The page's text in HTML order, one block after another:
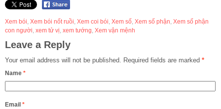
Xem bói, Xem bói nốt ruồi, Xem coi bói, Xem số, Xem số phận, Xem số phận
con người, xem tử vị, xem tướng, Xem vận mệnh
Leave a Reply
Your email address will not be published. Required fields are marked *
Name *
Email *